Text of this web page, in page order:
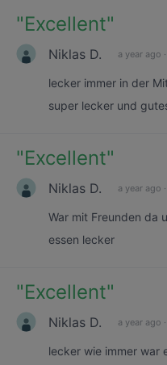
"Excellent"
Niklas D. a year ago ·
lecker immer in der
super lecker und
"Excellent"
Niklas D. a year ago ·
War mit Freunden da
essen lecker
"Excellent"
Niklas D. a year ago ·
lecker wie immer war